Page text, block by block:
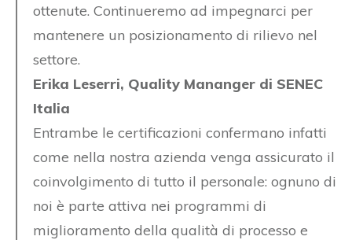
ottenute. Continueremo ad impegnarci per
mantenere un posizionamento di rilievo nel
settore.
Erika Leserri, Quality Mananger di SENEC
Italia
Entrambe le certificazioni confermano infatti
come nella nostra azienda venga assicurato il
coinvolgimento di tutto il personale: ognuno di
noi è parte attiva nei programmi di
miglioramento della qualità di processo e